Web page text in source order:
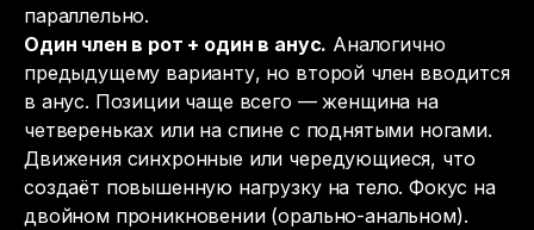
параллельно.
Один член в рот + один в анус. Аналогично
предыдущему варианту, но второй член вводится
в анус. Позиции чаще всего — женщина на
четвереньках или на спине с поднятыми ногами.
Движения синхронные или чередующиеся, что
создаёт повышенную нагрузку на тело. Фокус на
двойном проникновении (орально-анальном).